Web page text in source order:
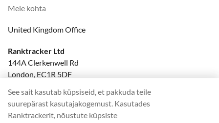
Meie kohta
United Kingdom Office
Ranktracker Ltd
144A Clerkenwell Rd
London, EC1R 5DF
felix@ranktracker.com
See sait kasutab küpsiseid, et pakkuda teile
suurepärast kasutajakogemust. Kasutades
Ranktrackerit, nõustute küpsiste